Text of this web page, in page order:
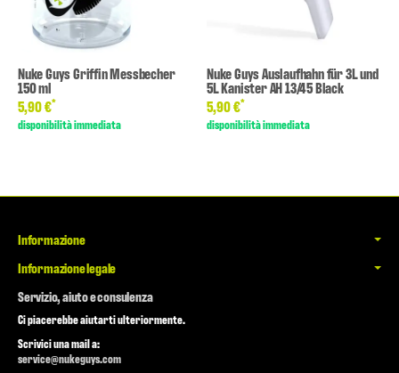
Nuke Guys Griffin Messbecher
150 ml
5,90 €*
disponibilità immediata
Nuke Guys Auslaufhahn für 3L und
5L Kanister AH 13/45 Black
5,90 €*
disponibilità immediata
Informazione
Informazione legale
Servizio, aiuto e consulenza
Ci piacerebbe aiutarti ulteriormente.
Scrivici una mail a:
service@nukeguys.com